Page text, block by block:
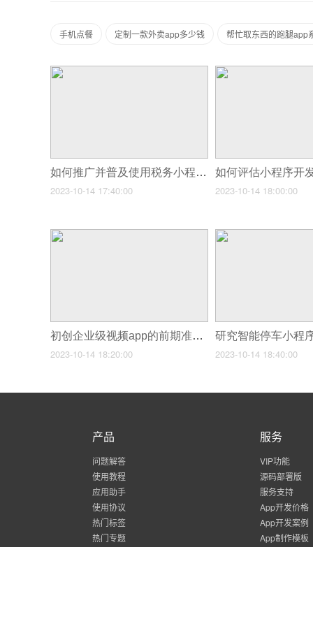
手机点餐 定制一款外卖app多少钱 帮忙取东西的跑腿app
如何推广并普及使用税务小程序？
2023-10-14 17:40:00 2023-10-14 18:00:00
初创企业级视频app的前期准备工作
2023-10-14 18:20:00 2023-10-14 18:40:00
产品
问题解答
使用教程
应用助手
使用协议
热门标签
热门专题
服务
VIP功能
源码部署版
服务支持
App开发价格
App开发案例
App制作模板